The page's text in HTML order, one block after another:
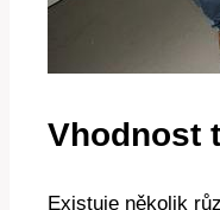
Vhodnost
Existuje několik